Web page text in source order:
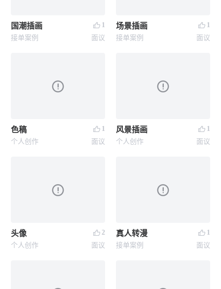
国潮插画
1
接单案例
面议
场景插画
1
接单案例
面议
色稿
1
个人创作
面议
风景插画
1
个人创作
面议
头像
2
个人创作
面议
真人转漫
1
接单案例
面议